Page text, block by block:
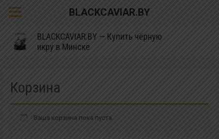
BLACKCAVIAR.BY — Купить чёрную
икру в Минске
Корзина
Ваша корзина пока пуста.
BLACKCAVIAR.BY